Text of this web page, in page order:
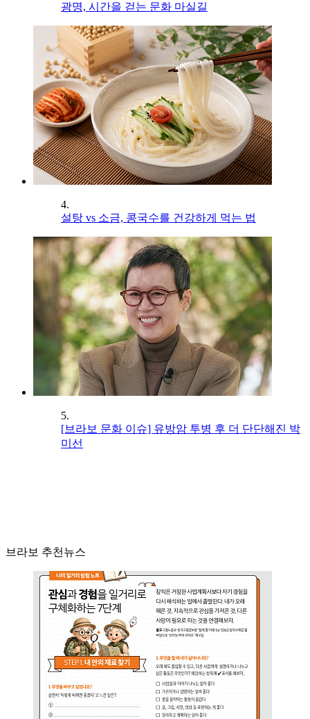
광명, 시간을 걷는 문화 마실길
4.
설탕 vs 소금, 콩국수를 건강하게 먹는 법
5.
[브라보 문화 이슈] 유방암 투병 후 더 단단해진 박
미선
브라보 추천뉴스